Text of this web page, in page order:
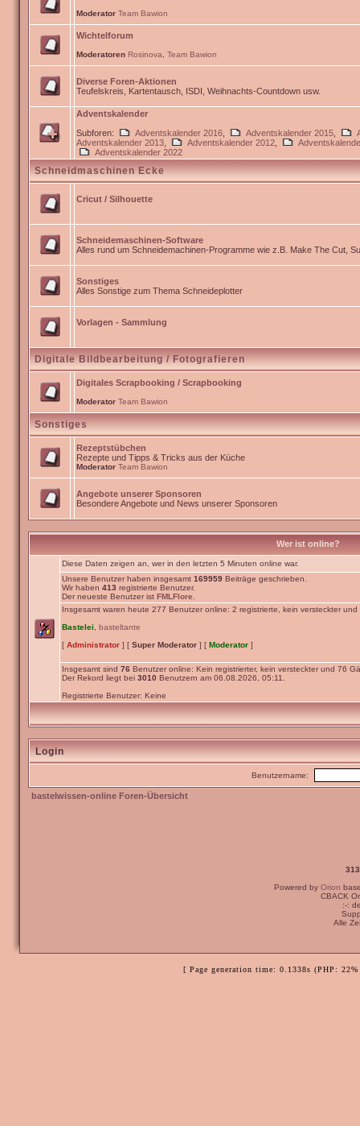
Moderator Team Bawion
Wichtelforum
Moderatoren Rosinova Team Bawion
Diverse Foren-Aktionen
Teufelskreis, Kartentausch, ISDI, Weihnachts-Countdown usw.
Adventskalender
Subforen:
Adventskalender 2016 Adventskalender 2015
Adventskalender 2013
Adventskalender 2012
Adventskalender 2022
Schneidmaschinen Ecke
Cricut / Silhouette
Schneidemaschinen-Software
Alles rund um Schneidemachinen-Programme wie z.B. Make The Cut,
Sonstiges
Alles Sonstige zum Thema Schneideplotter
Vorlagen - Sammlung
Digitale Bildbearbeitung / Fotografieren
Digitales Scrapbooking / Scrapbooking
Moderator Team Bawion
Sonstiges
Rezeptstübchen
Rezepte und Tipps & Tricks aus der Küche
Moderator Team Bawion
Angebote unserer Sponsoren
Besondere Angebote und News unserer Sponsoren
Wer ist online?
Diese Daten zeigen an, wer in den letzten 5 Minuten online war.
Unsere Benutzer haben insgesamt 169959 Beiträge geschrieben.
Wir haben 413 registrierte Benutzer.
Der neueste Benutzer ist FMLFlore
Insgesamt waren heute 277 Benutzer online: 2 registrierte, kein versteckter
Bastelei
basteltante
[ Administrator ] [ Super Moderator ] [ Moderator ]
Insgesamt sind 76 Benutzer online: Kein registrierter, kein versteckter und 76
Der Rekord liegt bei 3010 Benutzern am 06.08.2026, 05:11.
Registrierte Benutzer: Keine
Login
Benutzername:
bastelwissen-online Foren-Übersicht
Powered by Orion
CBACK
:-:
Alle
[ Page generation time: 0.1338s (PHP: